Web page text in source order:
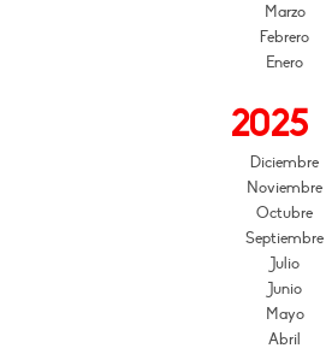
Marzo
Febrero
Enero
2025
Diciembre
Noviembre
Octubre
Septiembre
Julio
Junio
Mayo
Abril